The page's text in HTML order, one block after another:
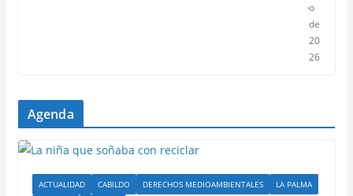
o
de
20
26
Agenda
ACTUALIDAD CABILDO DERECHOS MEDIOAMBIENTALES
LA PALMA